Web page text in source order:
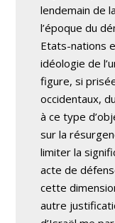
lendemain de
l’époque du
Etats-nations
idéologie de
figure, si
occidentaux,
à ce type
sur la
limiter la
acte de
cette
autre